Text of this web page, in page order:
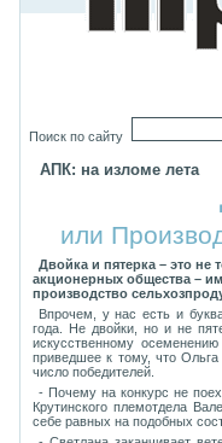
Поиск по сайту
АПК: на изломе лета
или
Двойка и пятерка – это не
акционерных общества –
производство
Впрочем, у нас есть и
года. Не двойки, но и не
искусственному
приведшее к тому, что
число победителей.
- Почему на конкурс не
Крутинского племотдела
себе равных на подобных